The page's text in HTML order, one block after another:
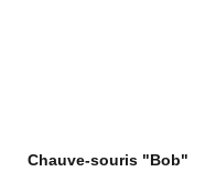
Chauve-souris "Bob"